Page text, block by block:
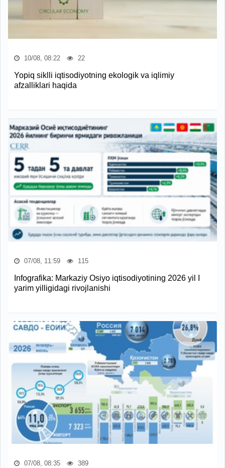
10/08, 08:22 22
Yopiq siklli iqtisodiyotning ekologik va iqlimiy
afzalliklari haqida
07/08, 11:59 115
Infografika: Markaziy Osiyo iqtisodiyotining 2026 yil I
yarim yilligidagi rivojlanishi
07/08, 08:35 389